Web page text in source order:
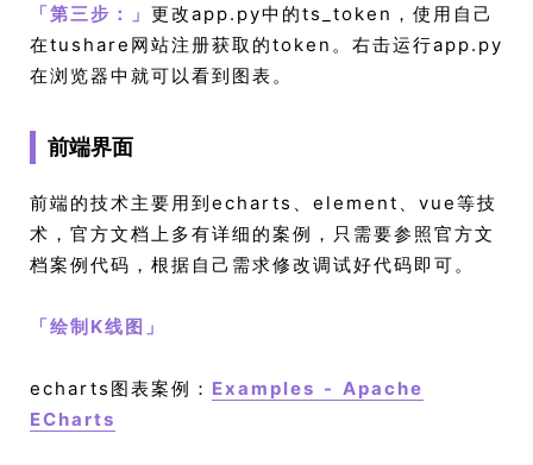
「第三步： 」 更改app.py中的ts_token，使用自己
在tushare网站注册获取的token。右击运行app.py
在浏览器中就可以看到图表。
前端界面
前端的技术主要用到echarts、element、vue等技
术，官方文档上多有详细的案例，只需要参照官方文
档案例代码，根据自己需求修改调试好代码即可。
「绘制K线图 」
echarts图表案例： Examples - Apache
ECharts